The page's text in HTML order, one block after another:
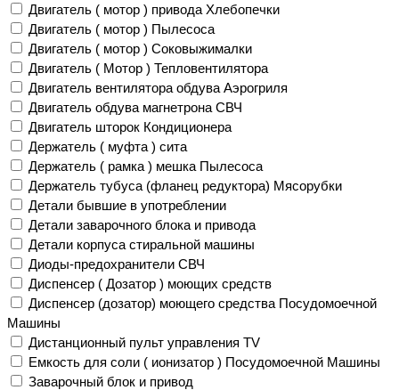
Двигатель ( мотор ) привода Хлебопечки
Двигатель ( мотор ) Пылесоса
Двигатель ( мотор ) Соковыжималки
Двигатель ( Мотор ) Тепловентилятора
Двигатель вентилятора обдува Аэрогриля
Двигатель обдува магнетрона СВЧ
Двигатель шторок Кондиционера
Держатель ( муфта ) сита
Держатель ( рамка ) мешка Пылесоса
Держатель тубуса (фланец редуктора) Мясорубки
Детали бывшие в употреблении
Детали заварочного блока и привода
Детали корпуса стиральной машины
Диоды-предохранители СВЧ
Диспенсер ( Дозатор ) моющих средств
Диспенсер (дозатор) моющего средства Посудомоечной
Машины
Дистанционный пульт управления TV
Емкость для соли ( ионизатор ) Посудомоечной Машины
Заварочный блок и привод